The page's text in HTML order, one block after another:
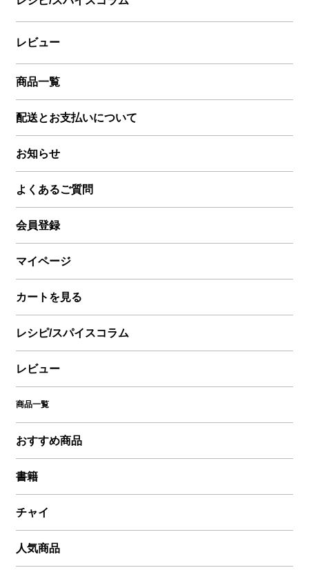
レビュー
商品一覧
配送とお支払いについて
お知らせ
よくあるご質問
会員登録
マイページ
カートを見る
レシピ/スパイスコラム
レビュー
商品一覧
おすすめ商品
書籍
チャイ
人気商品